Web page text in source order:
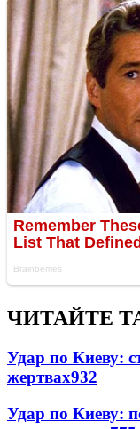
ЧИТАЙТЕ
Удар по Киеву:
жертвах932
Удар по Киеву: